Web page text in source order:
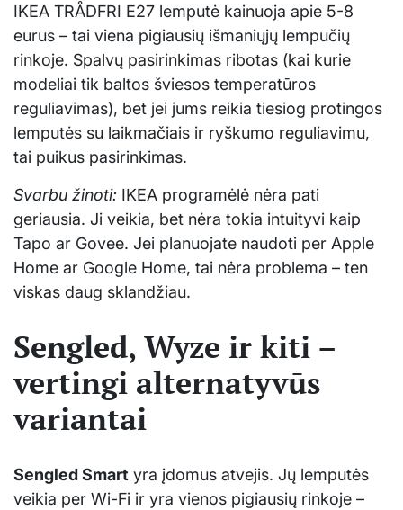
IKEA TRÅDFRI E27 lemputė kainuoja apie 5-8
eurus – tai viena pigiausių išmaniųjų lempučių
rinkoje. Spalvų pasirinkimas ribotas (kai kurie
modeliai tik baltos šviesos temperatūros
reguliavimas), bet jei jums reikia tiesiog protingos
lemputės su laikmačiais ir ryškumo reguliavimu,
tai puikus pasirinkimas.
Svarbu žinoti: IKEA programėlė nėra pati
geriausia. Ji veikia, bet nėra tokia intuityvi kaip
Tapo ar Govee. Jei planuojate naudoti per Apple
Home ar Google Home, tai nėra problema – ten
viskas daug sklandžiau.
Sengled, Wyze ir kiti –
vertingi alternatyvūs
variantai
Sengled Smart yra įdomus atvejis. Jų lemputės
veikia per Wi-Fi ir yra vienos pigiausių rinkoje –